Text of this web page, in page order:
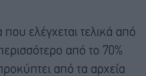
ελέγχεται τελικά από
από το 70%
από τα αρχεία